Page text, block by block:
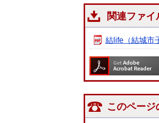
関連ファ
結life（結城市
このペー